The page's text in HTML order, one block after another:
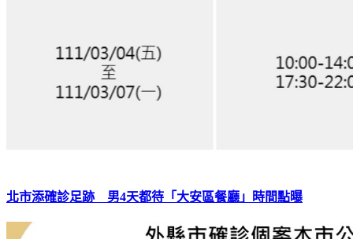
北市添確診足跡 男4天都待「大安區餐廳」時間點曝